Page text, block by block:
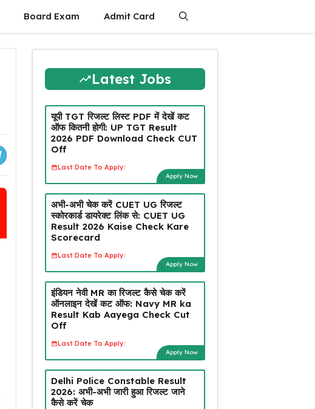
Board Exam Admit Card
Latest Jobs
यूपी TGT रिजल्ट लिस्ट PDF में देखें कट
ऑफ कितनी होगी: UP TGT Result
2026 PDF Download Check CUT
Off
Last Date To Apply:
Apply Now
अभी-अभी चेक करें CUET UG रिजल्ट
स्कोरकार्ड डायरेक्ट लिंक से: CUET UG
Result 2026 Kaise Check Kare
Scorecard
Last Date To Apply:
Apply Now
इंडियन नेवी MR का रिजल्ट कैसे चेक करें
ऑनलाइन देखें कट ऑफ: Navy MR ka
Result Kab Aayega Check Cut
Off
Last Date To Apply:
Apply Now
Delhi Police Constable Result
2026: अभी-अभी जारी हुआ रिजल्ट जाने
कैसे करें चेक